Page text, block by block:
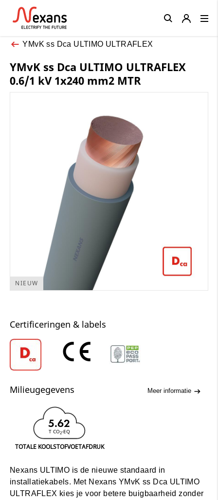
YMvK ss Dca ULTIMO ULTRAFLEX
YMvK ss Dca ULTIMO ULTRAFLEX
0.6/1 kV 1x240 mm2 MTR
NIEUW
Certificeringen & labels
Milieugegevens Meer informatie
5.62
T CO2-EQ
TOTALE KOOLSTOFVOETAFDRUK
Nexans ULTIMO is de nieuwe standaard in
installatiekabels. Met Nexans YMvK ss Dca ULTIMO
ULTRAFLEX kies je voor betere buigbaarheid zonder
Close